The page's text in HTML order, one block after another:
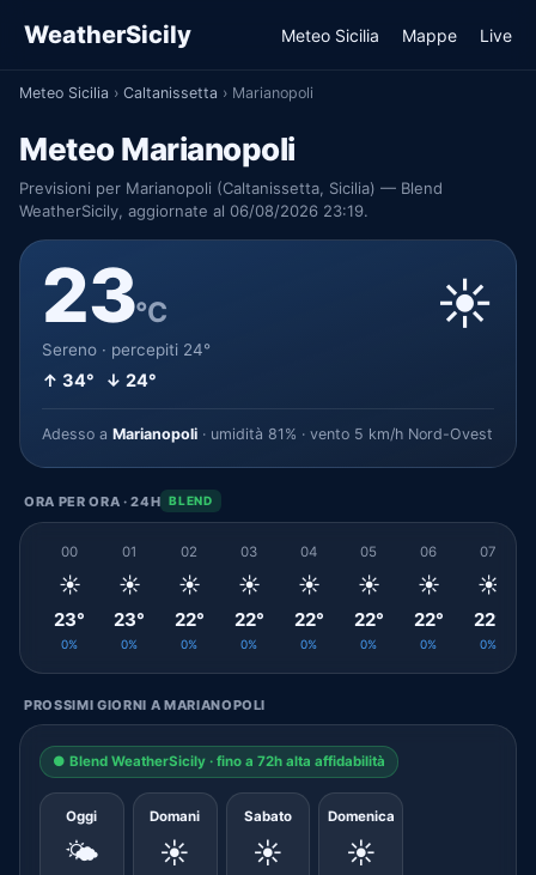
WeatherSicily Meteo Sicilia Mappe Live
Meteo Sicilia › Caltanissetta › Marianopoli
Meteo Marianopoli
Previsioni per Marianopoli (Caltanissetta, Sicilia) — Blend
WeatherSicily, aggiornate al 06/08/2026 23:19.
23°C
Sereno · percepiti 24°
↑ 34° ↓ 24°
☀️
Adesso a Marianopoli · umidità 81% · vento 5 km/h Nord-Ovest
ORA PER ORA · 24H BLEND
00
☀️
23°
0%
01
☀️
23°
0%
02
☀️
22°
0%
03
☀️
22°
0%
04
☀️
22°
0%
05
☀️
22°
0%
06
☀️
22°
0%
07
☀️
22°
0%
PROSSIMI GIORNI A MARIANOPOLI
● Blend WeatherSicily · fino a 72h alta affidabilità
Oggi
🌤️
Domani
☀️
Sabato
☀️
Domenica
☀️